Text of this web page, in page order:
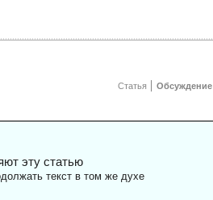
Статья Обсуждение
эту статью
текст в том же духе